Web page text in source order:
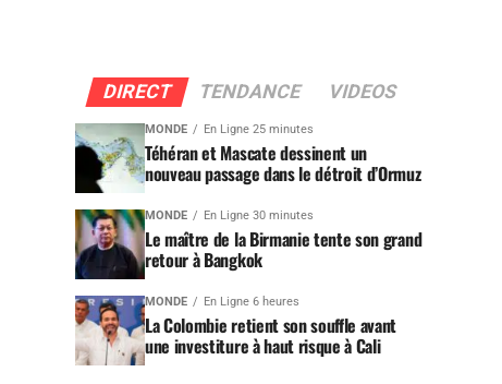
DIRECT TENDANCE VIDEOS
MONDE En Ligne 25 minutes
Téhéran et Mascate dessinent un
nouveau passage dans le détroit d’Ormuz
MONDE En Ligne 30 minutes
Le maître de la Birmanie tente son grand
retour à Bangkok
MONDE En Ligne 6 heures
La Colombie retient son souffle avant
une investiture à haut risque à Cali